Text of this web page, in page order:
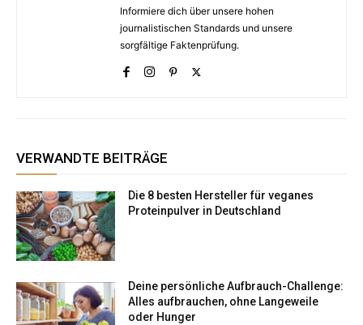
Informiere dich über unsere hohen
journalistischen Standards und unsere
sorgfältige Faktenprüfung.
VERWANDTE BEITRÄGE
Die 8 besten Hersteller für veganes
Proteinpulver in Deutschland
Deine persönliche Aufbrauch-Challenge:
Alles aufbrauchen, ohne Langeweile
oder Hunger